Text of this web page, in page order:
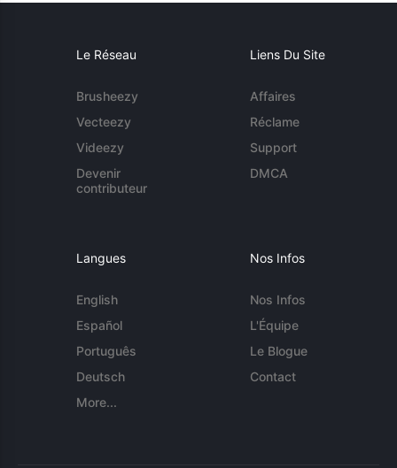
Le Réseau
Brusheezy
Vecteezy
Videezy
Devenir
contributeur
Liens Du Site
Affaires
Réclame
Support
DMCA
Langues
English
Español
Português
Deutsch
More...
Nos Infos
Nos Infos
L'Équipe
Le Blogue
Contact